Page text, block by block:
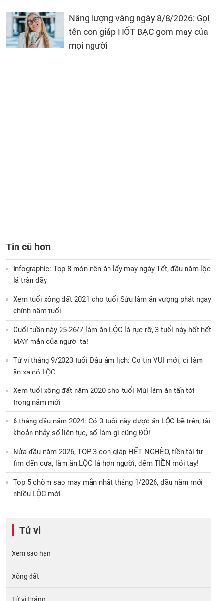
Năng lượng vàng ngày 8/8/2026: Gọi
tên con giáp HỐT BẠC gom may của
mọi người
Tin cũ hơn
Infographic: Top 8 món nên ăn lấy may ngày Tết, đầu năm lộc
lá tràn đầy
Xem tuổi xông đất 2021 cho tuổi Sửu làm ăn vượng phát ngay
chính năm tuổi
Cuối tuần này 25-26/7 làm ăn LỘC lá rực rỡ, 3 tuổi này hốt hết
MAY mắn của người ta!
Tử vi tháng 9/2023 tuổi Dậu âm lịch: Có tin VUI mới, đi làm
ăn xa có LỘC
Xem tuổi xông đất năm 2020 cho tuổi Mùi làm ăn tấn tới
trong năm mới
6 tháng đầu năm 2024: Có 3 tuổi này được ăn LỘC bề trên, tài
khoản nhảy số liên tục, số làm gì cũng ĐỎ!
Nửa đầu năm 2026, TOP 3 con giáp HẾT NGHÈO, tiền tài tự
tìm đến cửa, làm ăn LỘC lá hơn người, đếm TIỀN mỏi tay!
Top 5 chòm sao may mắn nhất tháng 1/2026, đầu năm mới
nhiều LỘC mới
Tử vi
Xem sao hạn
Xông đất
Tử vi tháng